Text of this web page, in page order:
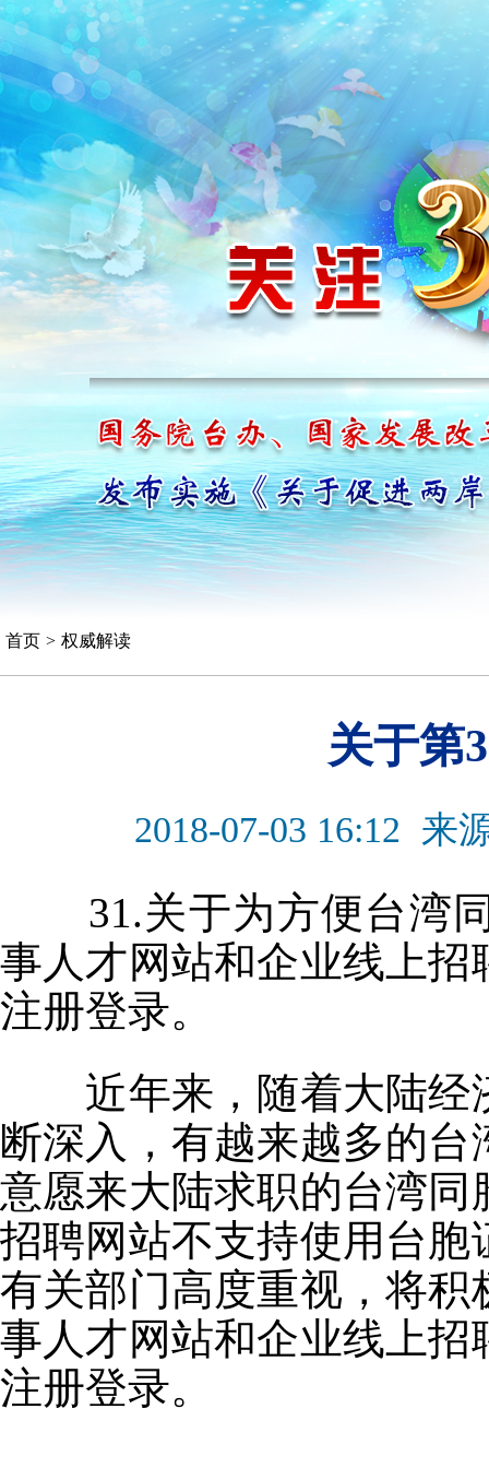
首页 > 权威解读
关于第
2018-07-03 16:12 来
31.关于为方便台湾同
事人才网站和企业线上
注册登录。
近年来，随着大陆经
断深入，有越来越多的
意愿来大陆求职的台湾
招聘网站不支持使用台
有关部门高度重视，将
事人才网站和企业线上
注册登录。